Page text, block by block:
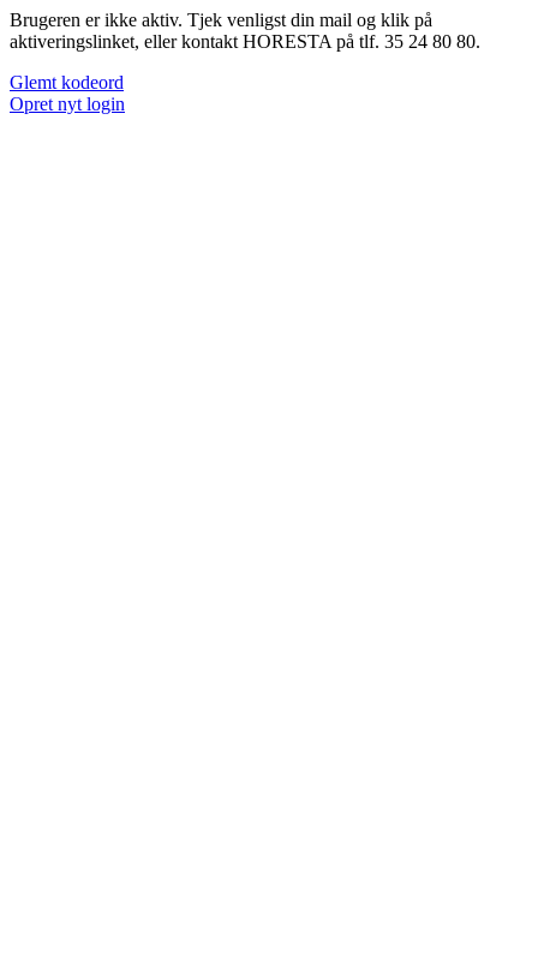
Brugeren er ikke aktiv. Tjek venligst din mail og klik på
aktiveringslinket, eller kontakt HORESTA på tlf. 35 24 80 80.
Glemt kodeord
Opret nyt login